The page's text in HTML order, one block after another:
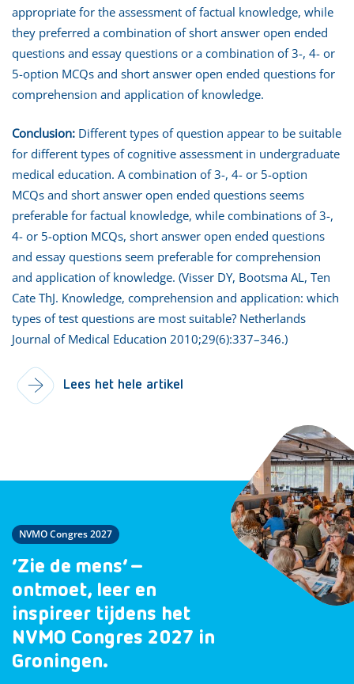
appropriate for the assessment of factual knowledge, while
they preferred a combination of short answer open ended
questions and essay questions or a combination of 3-, 4- or
5-option MCQs and short answer open ended questions for
comprehension and application of knowledge.
Conclusion: Different types of question appear to be suitable
for different types of cognitive assessment in undergraduate
medical education. A combination of 3-, 4- or 5-option
MCQs and short answer open ended questions seems
preferable for factual knowledge, while combinations of 3-,
4- or 5-option MCQs, short answer open ended questions
and essay questions seem preferable for comprehension
and application of knowledge. (Visser DY, Bootsma AL, Ten
Cate ThJ. Knowledge, comprehension and application: which
types of test questions are most suitable? Netherlands
Journal of Medical Education 2010;29(6):337–346.)
Lees het hele artikel
NVMO Congres 2027
‘Zie de mens’ –
ontmoet, leer en
inspireer tijdens het
NVMO Congres 2027 in
Groningen.